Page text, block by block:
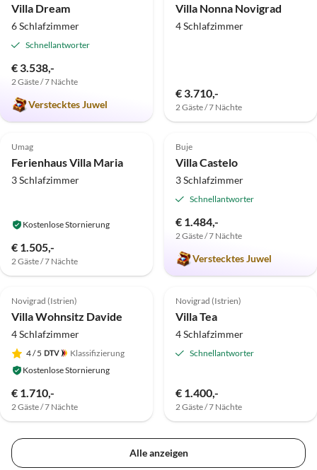
Villa Dream
6 Schlafzimmer
Schnellantworter
€ 3.538,-
2 Gäste / 7 Nächte
Verstecktes Juwel
Villa Nonna Novigrad
4 Schlafzimmer
€ 3.710,-
2 Gäste / 7 Nächte
Top-Inserat
5.0 (1)
Umag
Ferienhaus Villa Maria
3 Schlafzimmer
Kostenlose Stornierung
€ 1.505,-
2 Gäste / 7 Nächte
Top-Inserat
5.0 (1)
Buje
Villa Castelo
3 Schlafzimmer
Schnellantworter
€ 1.484,-
2 Gäste / 7 Nächte
Verstecktes Juwel
Top-Inserat
Novigrad (Istrien)
Villa Wohnsitz Davide
4 Schlafzimmer
4/ 5
Klassifizierung
Kostenlose Stornierung
€ 1.710,-
2 Gäste / 7 Nächte
Top-Inserat
Novigrad (Istrien)
Villa Tea
4 Schlafzimmer
Schnellantworter
€ 1.400,-
2 Gäste / 7 Nächte
Alle anzeigen